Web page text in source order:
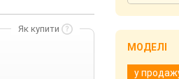
Як купити
МОДЕЛІ
у